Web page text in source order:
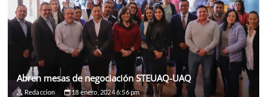
Abren mesas de negociación STEUAQ-UAQ
Redaccion 18 enero, 2024 6:56 pm